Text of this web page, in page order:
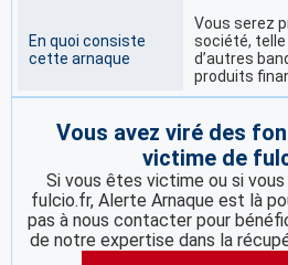
En quoi consiste
cette arnaque
Vous serez
société, telle
d’autres
produits
Vous avez viré des
victime de
Si vous êtes victime ou si
fulcio.fr, Alerte Arnaque est là
pas à nous contacter pour
de notre expertise dans la